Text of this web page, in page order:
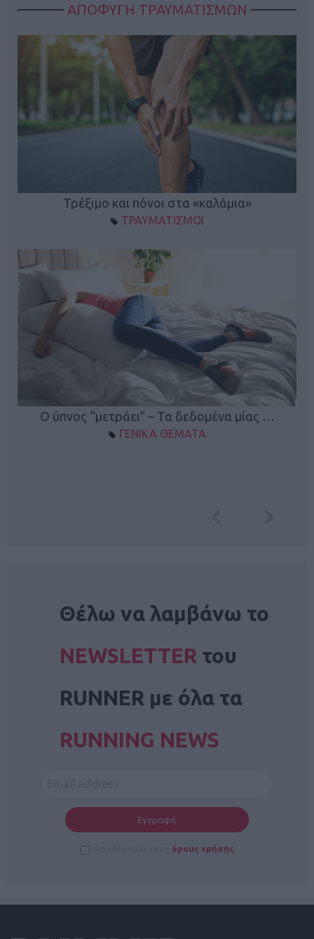
ΑΠΟΦΥΓΗ ΤΡΑΥΜΑΤΙΣΜΩΝ
Τρέξιμο και πόνοι στα «καλάμια»
ΤΡΑΥΜΑΤΙΣΜΟΙ
Ο ύπνος “μετράει” – Τα δεδομένα μίας …
ΓΕΝΙΚΑ ΘΕΜΑΤΑ
Θέλω να λαμβάνω το
NEWSLETTER του
RUNNER με όλα τα
RUNNING NEWS
όρους χρήσης